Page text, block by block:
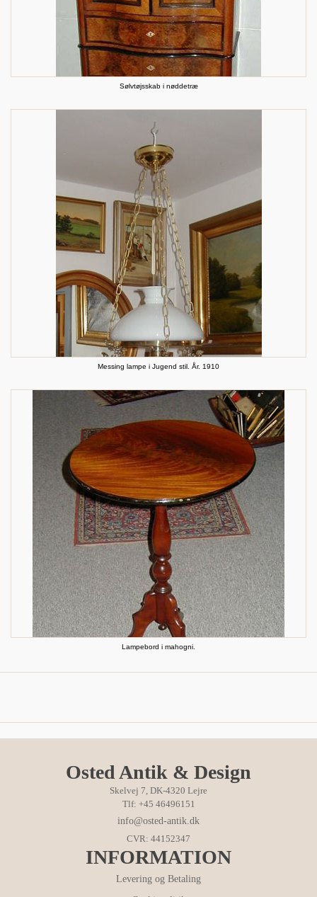
Sølvtøjsskab i nøddetræ
Messing lampe i Jugend stil. År. 1910
Lampebord i mahogni.
Osted Antik & Design
Skelvej 7, DK-4320 Lejre
Tlf: +45 46496151
info@osted-antik.dk
CVR: 44152347
INFORMATION
Levering og Betaling